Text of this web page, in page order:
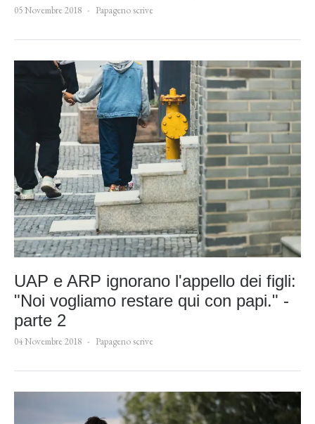
05 Novembre 2018 Papageno scrive
UAP e ARP ignorano l'appello dei figli:
"Noi vogliamo restare qui con papi." -
parte 2
04 Novembre 2018 Papageno scrive